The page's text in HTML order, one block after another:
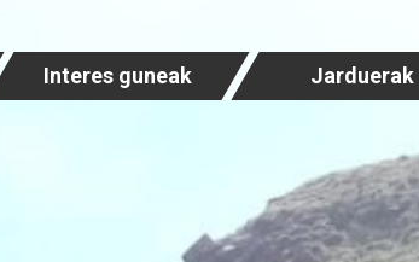
Interes guneak Jarduerak